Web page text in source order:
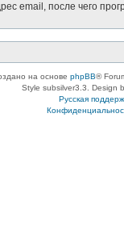
email, после чего
на основе phpBB®
Style subsilver3.3. Design
Русская